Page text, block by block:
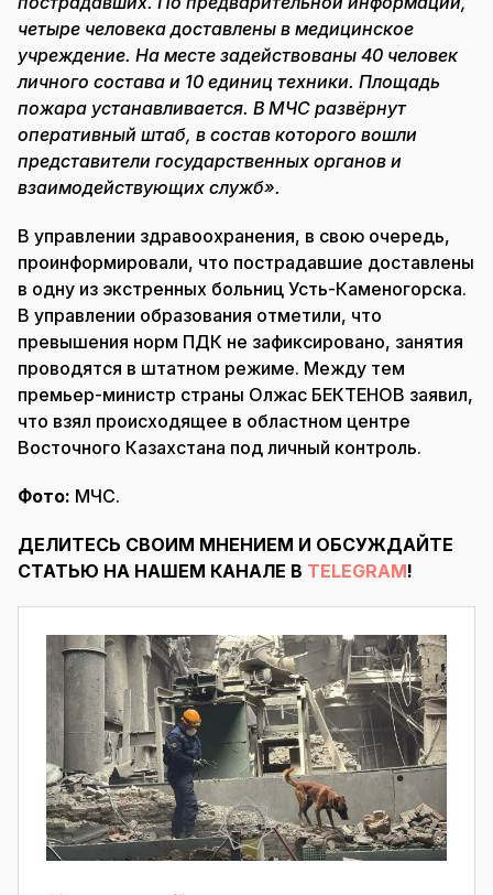
четыре человека доставлены в медицинское
учреждение. На месте задействованы 40 человек
личного состава и 10 единиц техники. Площадь
пожара устанавливается. В МЧС развёрнут
оперативный штаб, в состав которого вошли
представители государственных органов и
взаимодействующих служб».
В управлении здравоохранения, в свою очередь,
проинформировали, что пострадавшие доставлены
в одну из экстренных больниц Усть-Каменогорска.
В управлении образования отметили, что
превышения норм ПДК не зафиксировано, занятия
проводятся в штатном режиме. Между тем
премьер-министр страны Олжас БЕКТЕНОВ заявил,
что взял происходящее в областном центре
Восточного Казахстана под личный контроль.
Фото: МЧС.
ДЕЛИТЕСЬ СВОИМ МНЕНИЕМ И ОБСУЖДАЙТЕ
СТАТЬЮ НА НАШЕМ КАНАЛЕ В TELEGRAM!